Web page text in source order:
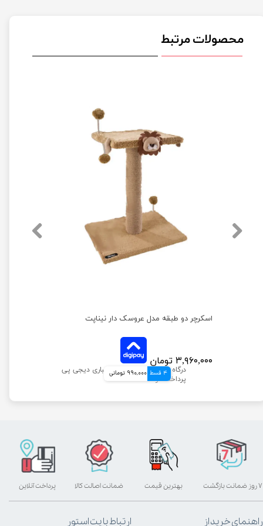
محصولات مرتبط
اسکرچر دو طبقه مدل عروسک دار نیناپت
۳,۹۶۰,۰۰۰ تومان
4 قسط 990,000 تومانی
بهترین قیمت پرداخت آنلاین ۷ روز ضمانت بازگشت ضمانت اصالت کالا
راهنمای خرید از
ارتباط با پت استور